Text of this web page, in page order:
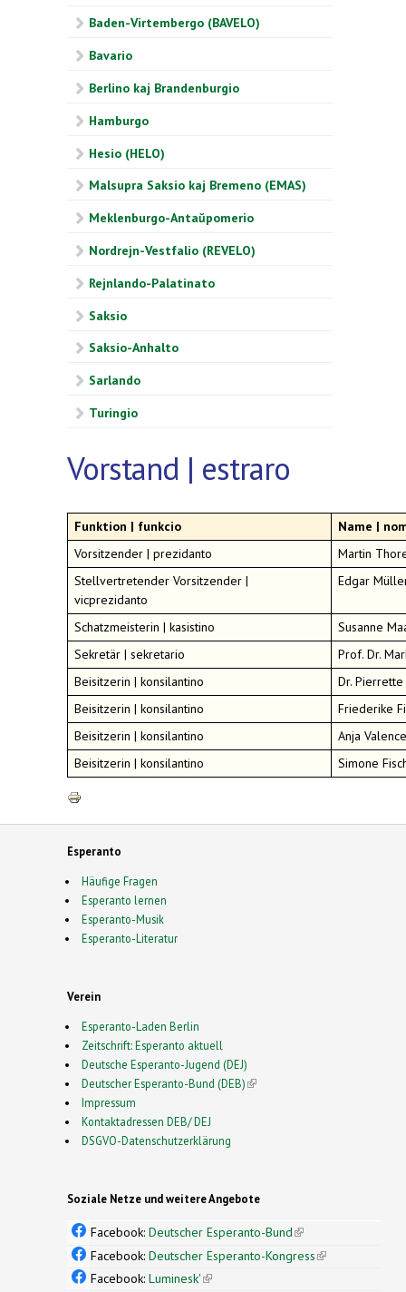
Baden-Virtembergo (BAVELO)
Bavario
Berlino kaj Brandenburgio
Hamburgo
Hesio (HELO)
Malsupra Saksio kaj Bremeno (EMAS)
Meklenburgo-Antaŭpomerio
Nordrejn-Vestfalio (REVELO)
Rejnlando-Palatinato
Saksio
Saksio-Anhalto
Sarlando
Turingio
Vorstand | estraro
Funktion | funkcio
Name |
Vorsitzender | prezidanto
Martin
Stellvertretender Vorsitzender |
vicprezidanto
Edgar
Schatzmeisterin | kasistino
Susanne
Sekretär | sekretario
Prof. Dr.
Beisitzerin | konsilantino
Dr.
Beisitzerin | konsilantino
Friederike
Beisitzerin | konsilantino
Anja
Beisitzerin | konsilantino
Simone
Esperanto
Häufige Fragen
Esperanto lernen
Esperanto-Musik
Esperanto-Literatur
Verein
Esperanto-Laden Berlin
Zeitschrift: Esperanto aktuell
Deutsche Esperanto-Jugend (DEJ)
Deutscher Esperanto-Bund (DEB)(link is external)
Impressum
Kontaktadressen DEB/ DEJ
DSGVO-Datenschutzerklärung
Soziale Netze und weitere Angebote
Facebook: Deutscher Esperanto-Bund(link is
external)
Facebook: Deutscher Esperanto-Kongress(link is
Facebook: Luminesk'(link is external)